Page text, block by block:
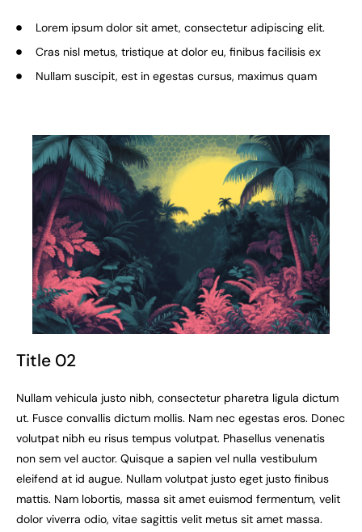
Lorem ipsum dolor sit amet, consectetur adipiscing elit.
Cras nisl metus, tristique at dolor eu, finibus facilisis ex
Nullam suscipit, est in egestas cursus, maximus quam
Title 02
Nullam vehicula justo nibh, consectetur pharetra ligula dictum
ut. Fusce convallis dictum mollis. Nam nec egestas eros. Donec
volutpat nibh eu risus tempus volutpat. Phasellus venenatis
non sem vel auctor. Quisque a sapien vel nulla vestibulum
eleifend at id augue. Nullam volutpat justo eget justo finibus
mattis. Nam lobortis, massa sit amet euismod fermentum, velit
dolor viverra odio, vitae sagittis velit metus sit amet massa.